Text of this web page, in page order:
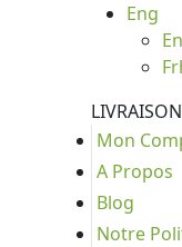
Eng
Mon
A Propos
Blog
Notre